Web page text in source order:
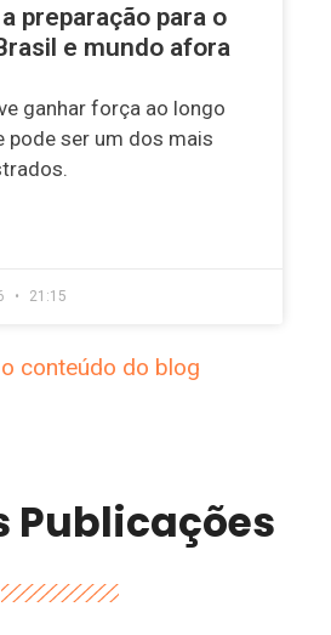
preparação para o
e mundo afora
ganhar força ao longo
pode ser um dos mais
21:15
conteúdo do blog
Publicações